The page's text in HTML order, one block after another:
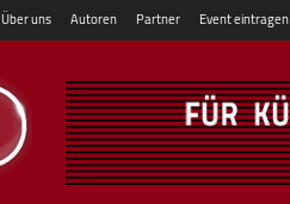
Über uns Autoren Partner Event eintragen